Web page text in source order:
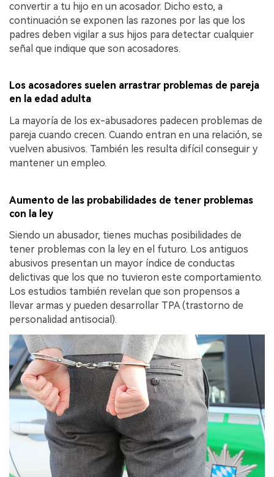
convertir a tu hijo en un acosador. Dicho esto, a
continuación se exponen las razones por las que los
padres deben vigilar a sus hijos para detectar cualquier
señal que indique que son acosadores.
Los acosadores suelen arrastrar problemas de pareja
en la edad adulta
La mayoría de los ex-abusadores padecen problemas de
pareja cuando crecen. Cuando entran en una relación, se
vuelven abusivos. También les resulta difícil conseguir y
mantener un empleo.
Aumento de las probabilidades de tener problemas
con la ley
Siendo un abusador, tienes muchas posibilidades de
tener problemas con la ley en el futuro. Los antiguos
abusivos presentan un mayor índice de conductas
delictivas que los que no tuvieron este comportamiento.
Los estudios también revelan que son propensos a
llevar armas y pueden desarrollar TPA (trastorno de
personalidad antisocial).